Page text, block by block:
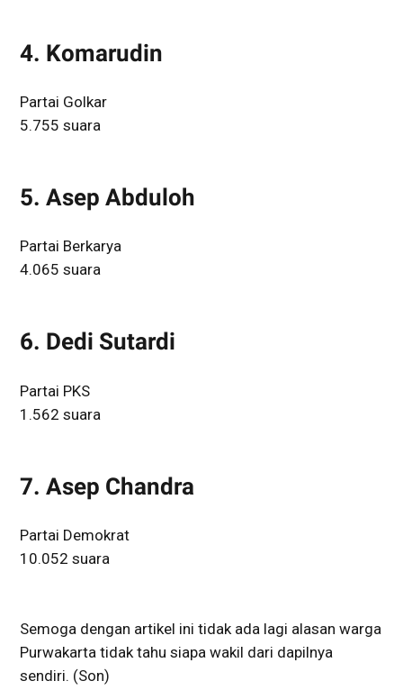
4. Komarudin
Partai Golkar
5.755 suara
5. Asep Abduloh
Partai Berkarya
4.065 suara
6. Dedi Sutardi
Partai PKS
1.562 suara
7. Asep Chandra
Partai Demokrat
10.052 suara
Semoga dengan artikel ini tidak ada lagi alasan warga
Purwakarta tidak tahu siapa wakil dari dapilnya
sendiri. (Son)